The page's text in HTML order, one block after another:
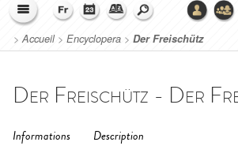
>Accueil> Encyclopera > Der Freischütz
Der Freischütz - Der
Informations Description